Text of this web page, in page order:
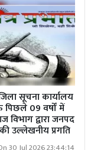
जागृत रखनी
विश्व गुरु के
का कार्यक्रम राज
का भ्रमण करते
कार्यवाह कामेश ,
, खंड सह कार्यवाह
सूचना कार्यालय
09 वर्षों में
विभाग द्वारा जनपद
उल्लेखनीय प्रगति